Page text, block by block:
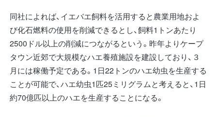
同社によれば、イエバエ飼料を活用すると農業用地およ
び化石燃料の使用を削減できるとし、飼料1トンあたり
2500ドル以上の削減につながるという。昨年よりケープ
タウン近郊で大規模なハエ養殖施設を建設しており、３
月には稼働予定である。1日22トンのハエ幼虫を生産する
ことが可能で、ハエ幼虫1匹25ミリグラムと考えると、1日
約70億匹以上のハエを生産することになる。